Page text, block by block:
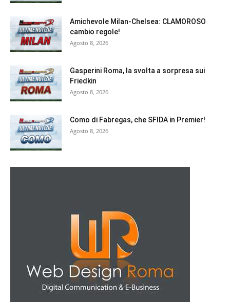
Amichevole Milan-Chelsea: CLAMOROSO
cambio regole!
Agosto 8, 2026
Gasperini Roma, la svolta a sorpresa sui
Friedkin
Agosto 8, 2026
Como di Fabregas, che SFIDA in Premier!
Agosto 8, 2026